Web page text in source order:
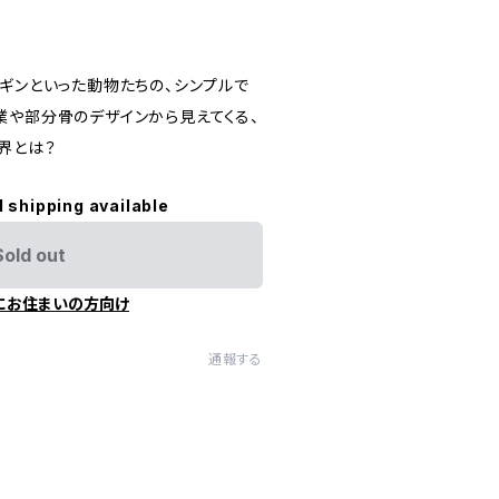
ンといった動物たちの、シンプルで
部分骨のデザインから見えてくる、
とは？
shipping available
out
お住まいの方向け
通報する